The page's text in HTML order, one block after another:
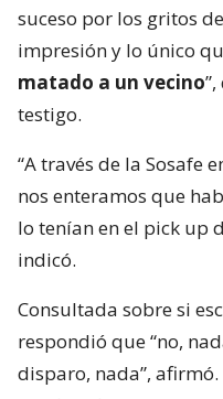
suceso por los gritos
impresión y lo único
matado a un vecino
testigo.
“A través de la Sosafe
nos enteramos que
lo tenían en el pick up
indicó.
Consultada sobre si
respondió que “no,
disparo, nada”,